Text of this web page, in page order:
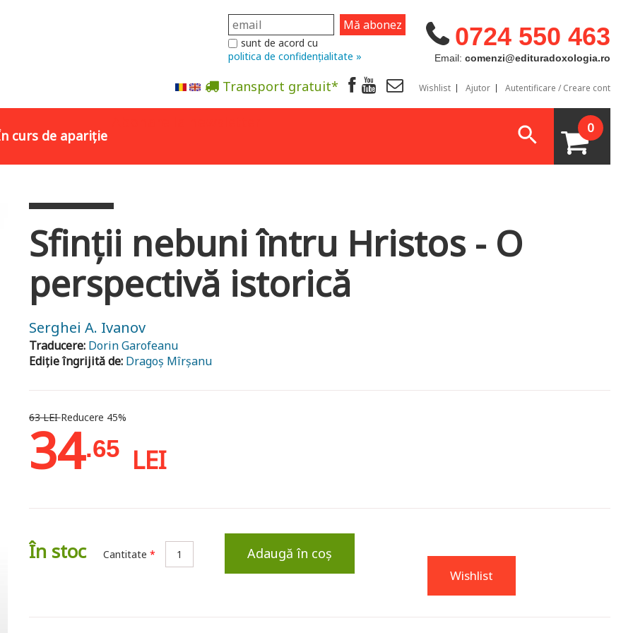
0724 550 463
Email: comenzi@edituradoxologia.ro
sunt de acord cu
politica de confidențialitate »
Transport gratuit* Wishlist Ajutor Autentificare / Creare cont
curs de apariție 0
Sfinții nebuni întru Hristos - O
perspectivă istorică
Serghei A. Ivanov
Traducere: Dorin Garofeanu
Ediție îngrijită de: Dragoș Mîrșanu
63 LEIReducere 45%
34.65 LEI
În stoc Cantitate * Adaugă în coș
Wishlist